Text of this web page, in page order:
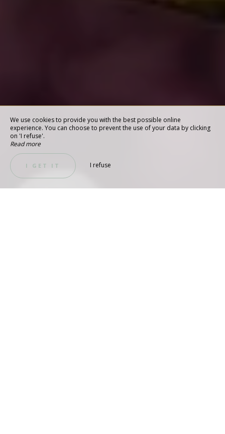
We use cookies to provide you with the best possible online
experience. You can choose to prevent the use of your data by clicking
on 'I refuse'.
Read more
I GET IT I refuse